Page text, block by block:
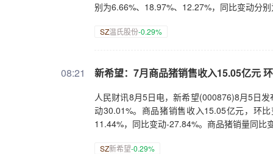
别为6.66%、18.97%、12.27%，同比变动分
SZ温氏股份-0.29%
08:21 新希望：7月商品猪销售收入15.05亿元
人民财讯8月5日电，新希望(000876)8月5日
动30.01%。商品猪销售收入15.05亿元，环
11.44%，同比变动-27.84%。商品猪销量同比
SZ新希望-0.29%